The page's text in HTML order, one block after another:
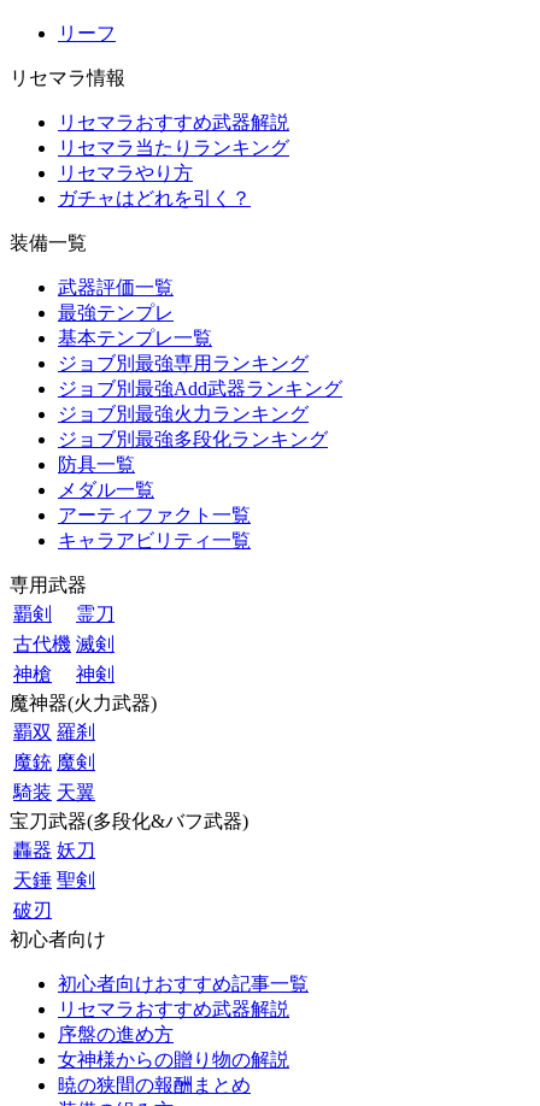
リーフ
リセマラ情報
リセマラおすすめ武器解説
リセマラ当たりランキング
リセマラやり方
ガチャはどれを引く？
装備一覧
武器評価一覧
最強テンプレ
基本テンプレ一覧
ジョブ別最強専用ランキング
ジョブ別最強Add武器ランキング
ジョブ別最強火力ランキング
ジョブ別最強多段化ランキング
防具一覧
メダル一覧
アーティファクト一覧
キャラアビリティ一覧
専用武器
覇剣
霊刀
古代機 滅剣
神槍
神剣
魔神器(火力武器)
覇双 羅刹
魔銃 魔剣
騎装 天翼
宝刀武器(多段化&バフ武器)
轟器 妖刀
天錘 聖剣
破刃
初心者向け
初心者向けおすすめ記事一覧
リセマラおすすめ武器解説
序盤の進め方
女神様からの贈り物の解説
暁の狭間の報酬まとめ